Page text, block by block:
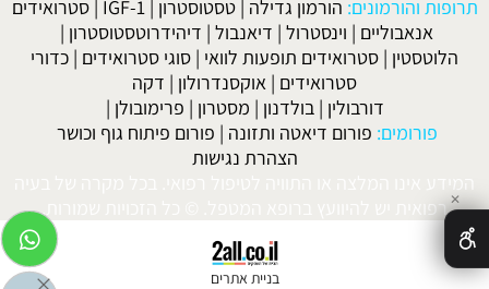
תרופות והורמונים: הורמון גדילה |טסטוסטרון |
IGF-1
|סטרואידים
אנאבוליים | וינסטרול | דיאנבול | דיהידרוטסטוסטרון |
הלוטסטין | סטרואידים תופעות לוואי | סוגי סטרואידים | כדורי
סטרואידים | אוקסנדרולון | דקה
דורבולין | בולדנון | מסטרון | פרימובולן |
פורומים: פורום דיאטה ותזונה | פורום פיתוח גוף וכושר
הצהרת נגישות
המידע אינו המלצה או התוויה לטיפול רפואי. בכל מקרה של בעיה
רפואית יש להיוועץ ברופא המטפל. © כל הזכויות שמורות.
בניית אתרים
✕